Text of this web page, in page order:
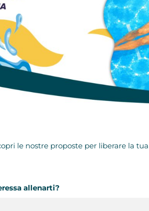
le nostre proposte per liberare la
allenarti?